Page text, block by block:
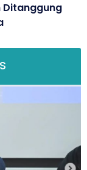
Ditanggung